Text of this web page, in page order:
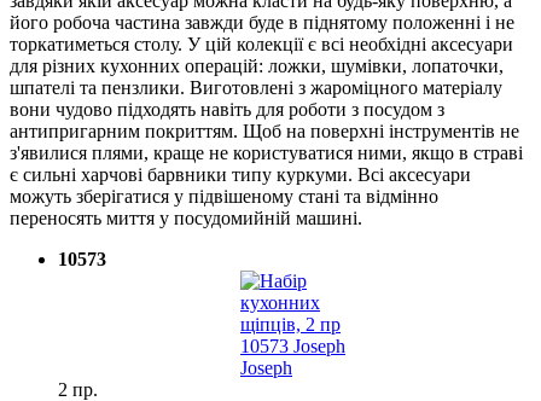
його робоча частина завжди буде в піднятому положенні і не
торкатиметься столу. У цій колекції є всі необхідні аксесуари
для різних кухонних операцій: ложки, шумівки, лопаточки,
шпателі та пензлики. Виготовлені з жароміцного матеріалу
вони чудово підходять навіть для роботи з посудом з
антипригарним покриттям. Щоб на поверхні інструментів не
з'явилися плями, краще не користуватися ними, якщо в страві
є сильні харчові барвники типу куркуми. Всі аксесуари
можуть зберігатися у підвішеному стані та відмінно
переносять миття у посудомийній машині.
10573
2 пр.